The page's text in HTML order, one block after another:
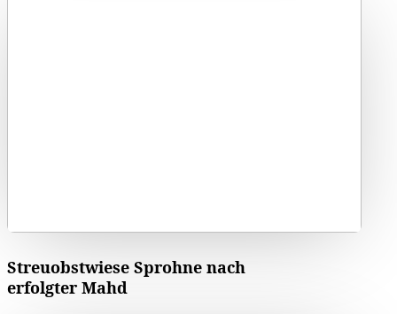
Streuobstwiese Sprohne nach
erfolgter Mahd